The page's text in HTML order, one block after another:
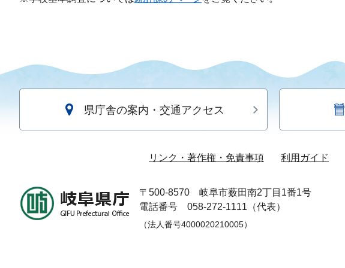
県庁舎の案内・交通アクセス
リンク・著作権・免責事項 利用ガイド
〒500-8570
岐阜市薮田南2丁目1番1号
電話番号 058-272-1111（代表）
（法人番号4000020210005）